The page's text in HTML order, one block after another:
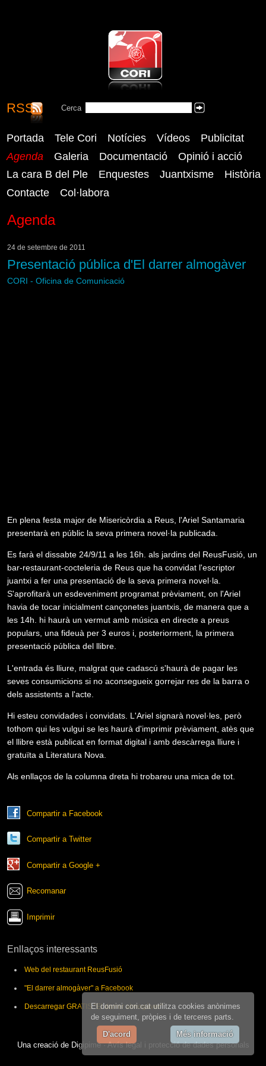
CORI - Coordinadora Reusenca
Independent
RSS Cerca
Portada Tele Cori Notícies Vídeos
Publicitat
Agenda
Galeria Documentació
Opinió i acció
La cara B del Ple
Enquestes Juantxisme
Història
Contacte
Col·labora
Agenda
24 de setembre de 2011
Presentació pública d'El darrer almogàver
CORI - Oficina de Comunicació
En plena festa major de Misericòrdia a Reus, l'Ariel Santamaria
presentarà en públic la seva primera novel·la publicada.
Es farà el dissabte 24/9/11 a les 16h. als jardins del ReusFusió, un
bar-restaurant-cocteleria de Reus que ha convidat l'escriptor
juantxi a fer una presentació de la seva primera novel·la.
S'aprofitarà un esdeveniment programat prèviament, on l'Ariel
havia de tocar inicialment cançonetes juantxis, de manera que a
les 14h. hi haurà un vermut amb música en directe a preus
populars, una fideuà per 3 euros i, posteriorment, la primera
presentació pública del llibre.
L'entrada és lliure, malgrat que cadascú s'haurà de pagar les
seves consumicions si no aconsegueix gorrejar res de la barra o
dels assistents a l'acte.
Hi esteu convidades i convidats. L'Ariel signarà novel·les, però
tothom qui les vulgui se les haurà d'imprimir prèviament, atès que
el llibre està publicat en format digital i amb descàrrega lliure i
gratuïta a Literatura Nova.
Als enllaços de la columna dreta hi trobareu una mica de tot.
Compartir a Facebook
Compartir a Twitter
Compartir a Google +
Recomanar
Imprimir
Enllaços interessants
Web del restaurant ReusFusió
"El darrer almogàver" a Facebook
Descarregar GRATIS "El darrer almogàver"
Una creació de Digipime·Avís legal i protecció de dades personals
El domini cori.cat utilitza cookies anònimes
de seguiment, pròpies i de terceres parts.
D'acord
Més informació